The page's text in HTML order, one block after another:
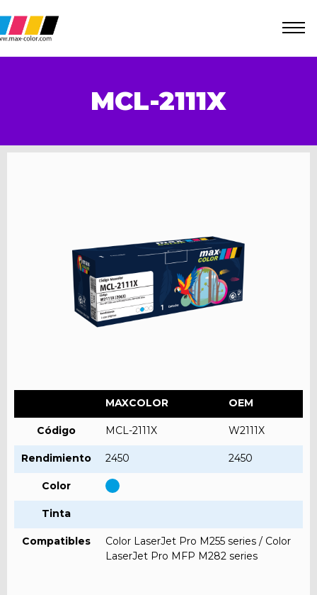
MCL-2111X
MAXCOLOR OEM
Código MCL-2111X W2111X
Rendimiento 2450 2450
Color
Tinta
Compatibles
Color LaserJet Pro M255 series / Color
LaserJet Pro MFP M282 series